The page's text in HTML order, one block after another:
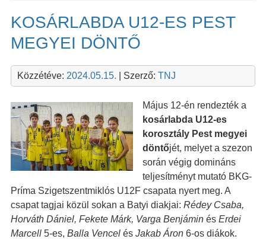
KOSÁRLABDA U12-ES PEST
MEGYEI DÖNTŐ
Közzétéve: 2024.05.15. | Szerző: TNJ
Május 12-én rendezték a
kosárlabda U12-es
korosztály Pest megyei
döntőjét, melyet a szezon
során végig domináns
teljesítményt mutató BKG-
Príma Szigetszentmiklós U12F csapata nyert meg. A
csapat tagjai közül sokan a Batyi diakjai: Rédey Csaba,
Horváth Dániel, Fekete Márk, Varga Benjáminés Erdei
Marcell5-es, Balla Vencelés Jakab Áron6-os diákok.